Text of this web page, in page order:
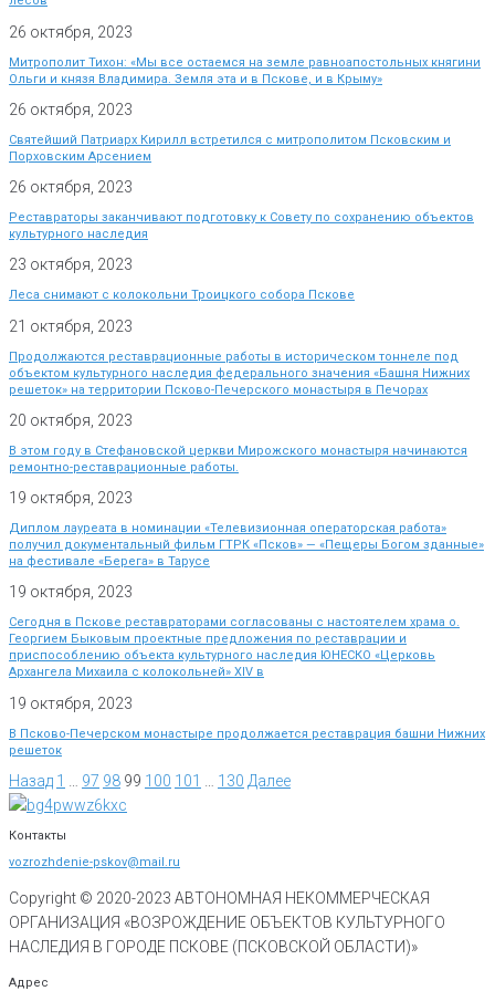
26 октября, 2023
Митрополит Тихон: «Мы все остаемся на земле равноапостольных княгини
Ольги и князя Владимира. Земля эта и в Пскове, и в Крыму»
26 октября, 2023
Святейший Патриарх Кирилл встретился с митрополитом Псковским и
Порховским Арсением
26 октября, 2023
Реставраторы заканчивают подготовку к Совету по сохранению объектов
культурного наследия
23 октября, 2023
Леса снимают с колокольни Троицкого собора Пскове
21 октября, 2023
Продолжаются реставрационные работы в историческом тоннеле под
объектом культурного наследия федерального значения «Башня Нижних
решеток» на территории Псково-Печерского монастыря в Печорах
20 октября, 2023
В этом году в Стефановской церкви Мирожского монастыря начинаются
ремонтно-реставрационные работы.
19 октября, 2023
Диплом лауреата в номинации «Телевизионная операторская работа»
получил документальный фильм ГТРК «Псков» — «Пещеры Богом зданные»
на фестивале «Берега» в Тарусе
19 октября, 2023
Сегодня в Пскове реставраторами согласованы с настоятелем храма о.
Георгием Быковым проектные предложения по реставрации и
приспособлению объекта культурного наследия ЮНЕСКО «Церковь
Архангела Михаила с колокольней» XIV в
19 октября, 2023
В Псково-Печерском монастыре продолжается реставрация башни Нижних
решеток
Назад 1 97 98 99 100 101 130 Далее
Контакты
vozrozhdenie-pskov@mail.ru
Copyright © 2020-2023 АВТОНОМНАЯ НЕКОММЕРЧЕСКАЯ
ОРГАНИЗАЦИЯ «ВОЗРОЖДЕНИЕ ОБЪЕКТОВ КУЛЬТУРНОГО
НАСЛЕДИЯ В ГОРОДЕ ПСКОВЕ (ПСКОВСКОЙ ОБЛАСТИ)»
Адрес